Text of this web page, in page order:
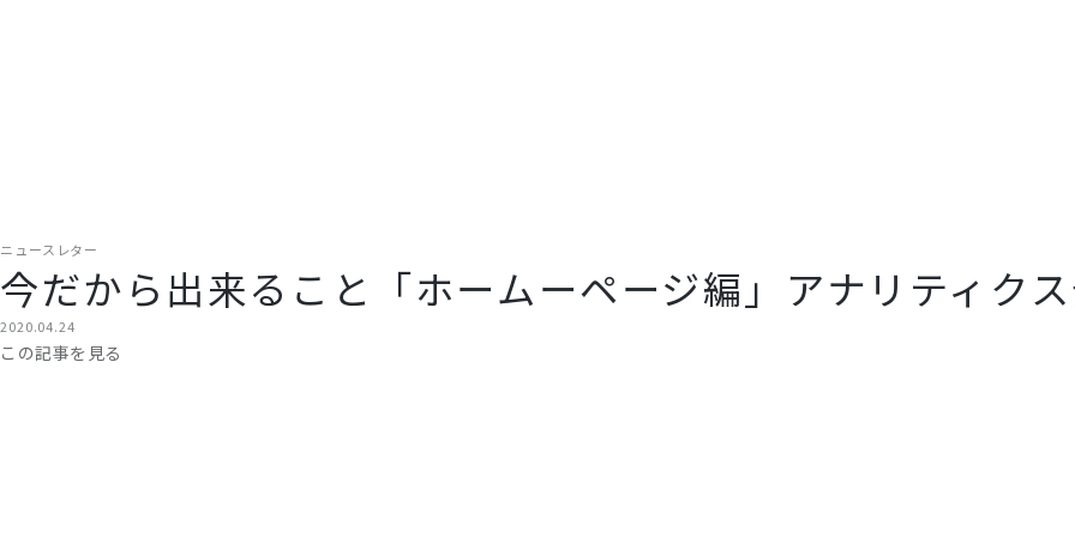
ニュースレター
今だから出来ること「ホームーページ編」アナリティク
2020.04.24
この記事を見る